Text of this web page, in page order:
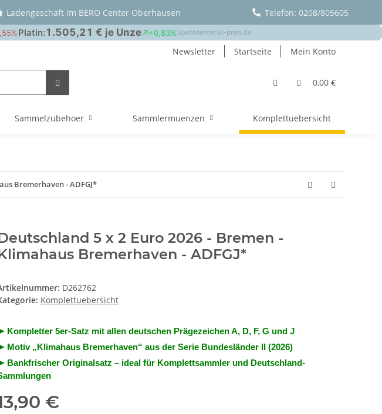
Ladengeschäft im BERO Center Oberhausen Telefon: 0208/805605
Newsletter Startseite Mein Konto
0,00 €
Sammelzubehoer Sammlermuenzen Komplettuebersicht
Bremerhaven - ADFGJ*
5 x 2 Euro 2026 - Bremen -
Bremerhaven - ADFGJ*
D262762
Komplettuebersicht
Kompletter 5er-Satz mit allen deutschen Prägezeichen A, D, F, G und J
Motiv „Klimahaus Bremerhaven“ aus der Serie Bundesländer II (2026)
Bankfrischer Originalsatz – ideal für Komplettsammler und Deutschland-
€